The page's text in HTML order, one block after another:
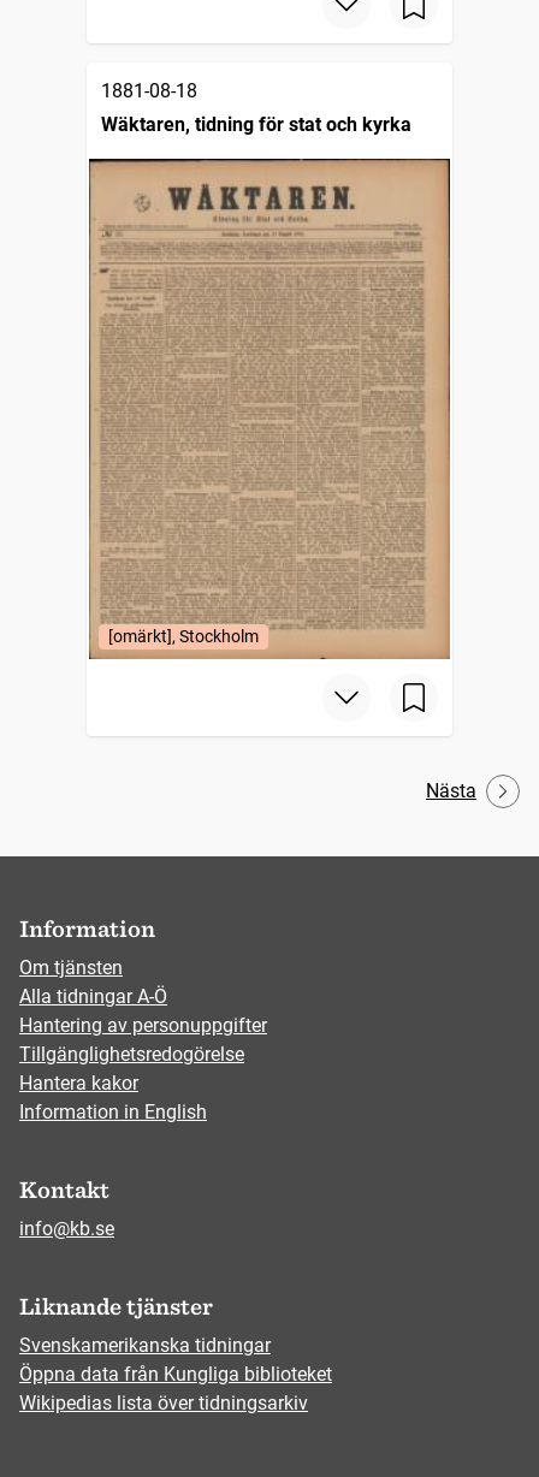
1881-08-18
Wäktaren, tidning för stat och kyrka
[omärkt], Stockholm
Nästa
Information
Om tjänsten
Alla tidningar A-Ö
Hantering av personuppgifter
Tillgänglighetsredogörelse
Hantera kakor
Information in English
Kontakt
info@kb.se
Liknande tjänster
Svenskamerikanska tidningar
Öppna data från Kungliga biblioteket
Wikipedias lista över tidningsarkiv